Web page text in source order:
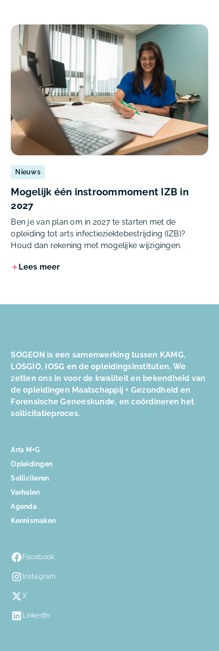
Nieuws
Mogelijk één instroommoment IZB in
2027
Ben je van plan om in 2027 te starten met de
opleiding tot arts infectieziektebestrijding (IZB)?
Houd dan rekening met mogelijke wijzigingen.
Lees meer
SOGEON is een samenwerking tussen KAMG,
LOSGIO, IOSG en de opleidingsinstituten. We
zetten ons in voor de kwaliteit en bekendheid van
de opleidingen Maatschappij + Gezondheid en
Forensische Geneeskunde, en coördineren het
sollicitatieproces.
Arts M+G
Opleidingen
Solliciteren
Verhalen
Agenda
Kennismaken
Facebook
Instagram
X
LinkedIn